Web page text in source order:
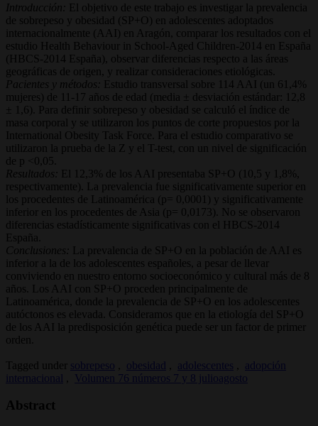
Introducción:
El objetivo de este trabajo es investigar la prevalencia
de sobrepeso y obesidad (SP+O) en adolescentes adoptados
internacionalmente (AAI) en Aragón, comparar los resultados con el
estudio Health Behaviour in School-Aged Children-2014 en España
(HBCS-2014 España), observar diferencias respecto a las áreas
geográficas de origen, y realizar consideraciones etiológicas.
Pacientes y métodos:
Estudio transversal sobre 114 AAI (un 61,4%
mujeres) de 11-17 años de edad (media ± desviación estándar: 12,8
± 1,6). Para definir sobrepeso y obesidad se calculó el índice de
masa corporal y se utilizaron los puntos de corte propuestos por la
International Obesity Task Force. Para el estudio comparativo se
utilizaron la prueba de la Z y el T-test, con un nivel de significación
de p <0,05.
Resultados:
El 12,3% de los AAI presentaba SP+O (10,5 y 1,8%,
respectivamente). La prevalencia fue significativamente superior en
los procedentes de Latinoamérica (p= 0,0001) y significativamente
inferior en los procedentes de Asia (p= 0,0173). No se observaron
diferencias estadísticamente significativas con el HBCS-2014
España.
Conclusiones:
La prevalencia de SP+O en la población de AAI es
inferior a la de los adolescentes españoles, a pesar de llevar
conviviendo en nuestro entorno socioeconómico y cultural más de 8
años. Los AAI con SP+O proceden principalmente de
Latinoamérica, donde la prevalencia de SP+O en los adolescentes
autóctonos es elevada. Consideramos que en la etiología del SP+O
de los AAI la predisposición genética puede ser un factor de primer
orden.
Tagged under sobrepeso obesidad adolescentes
adopción
internacional
Volumen 76 números 7 y 8 julioagosto
Abstract